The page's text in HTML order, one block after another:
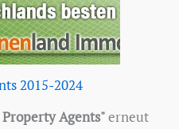
2015-2024
Agents"erneut